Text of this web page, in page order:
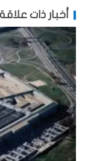
أخبار ذات علاقة